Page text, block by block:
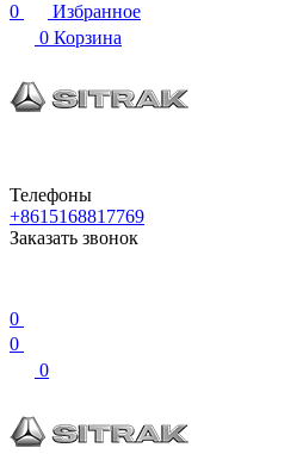
0
Избранное
0 Корзина
Телефоны
+8615168817769
Заказать звонок
0
0
0